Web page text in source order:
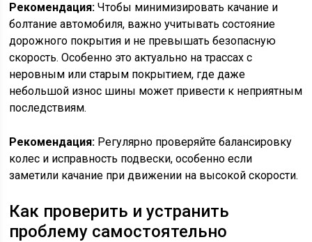
Рекомендация: Чтобы минимизировать качание и
болтание автомобиля, важно учитывать состояние
дорожного покрытия и не превышать безопасную
скорость. Особенно это актуально на трассах с
неровным или старым покрытием, где даже
небольшой износ шины может привести к неприятным
последствиям.
Рекомендация: Регулярно проверяйте балансировку
колес и исправность подвески, особенно если
заметили качание при движении на высокой скорости.
Как проверить и устранить
проблему самостоятельно